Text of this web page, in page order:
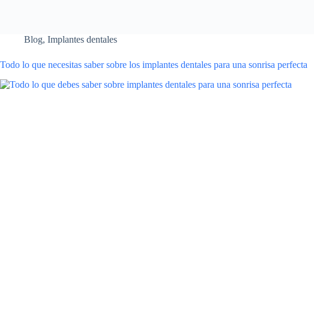
Blog, Implantes dentales
Todo lo que necesitas saber sobre los implantes dentales para una sonrisa perfecta